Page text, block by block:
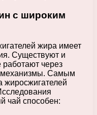
с широким
жира имеет
Существуют и
через
механизмы. Самым
жиросжигателей
чай способен: